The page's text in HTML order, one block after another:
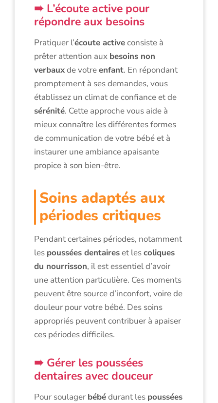
L’écoute active pour
répondre aux besoins
Pratiquer l’écoute activeconsiste à
prêter attention aux besoins non
verbauxde votreenfant. En répondant
promptement à ses demandes, vous
établissez un climat de confiance et de
sérénité. Cette approche vous aide à
mieux connaître les différentes formes
de communication de votre bébé et à
instaurer une ambiance apaisante
propice à son bien-être.
Soins adaptés aux
périodes critiques
Pendant certaines périodes, notamment
les poussées dentaireset lescoliques
du nourrisson, il est essentiel d’avoir
une attention particulière. Ces moments
peuvent être source d’inconfort, voire de
douleur pour votre bébé. Des soins
appropriés peuvent contribuer à apaiser
ces périodes difficiles.
Gérer les poussées
dentaires avec douceur
Pour soulager bébédurant les poussées